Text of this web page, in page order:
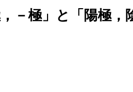
英語 道徳
－極」と「陽極，